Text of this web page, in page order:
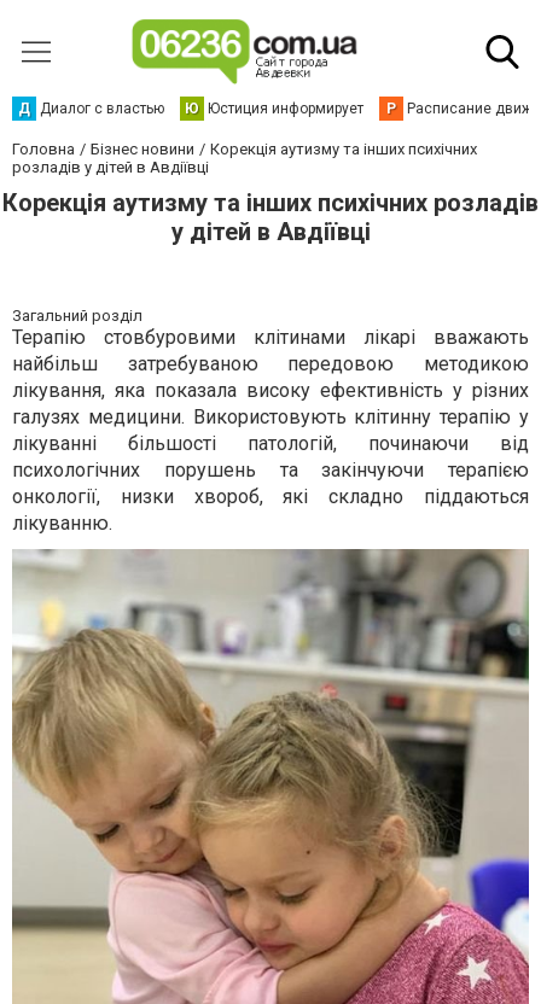
Д Диалог с властью Ю Юстиция информирует Р Расписание
Головна Бізнес новини
Корекція аутизму та інших психічних
розладів у дітей в Авдіївці
Корекція аутизму та інших психічних розладів
у дітей в Авдіївці
Загальний розділ
Терапію стовбуровими клітинами лікарі вважають
найбільш затребуваною передовою методикою
лікування, яка показала високу ефективність у різних
галузях медицини. Використовують клітинну терапію у
лікуванні більшості патологій, починаючи від
психологічних порушень та закінчуючи терапією
онкології, низки хвороб, які складно піддаються
лікуванню.